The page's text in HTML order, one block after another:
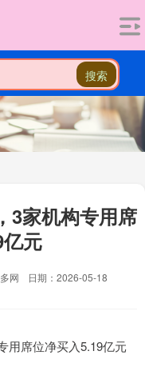
搜索
3家机构专用席
元
网
日期：2026-05-18